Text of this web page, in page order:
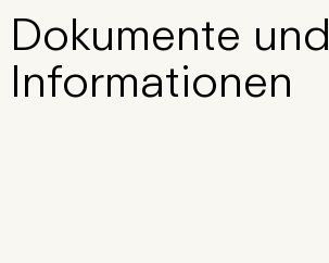
Skip to Main Content
Dokumente und
Informationen